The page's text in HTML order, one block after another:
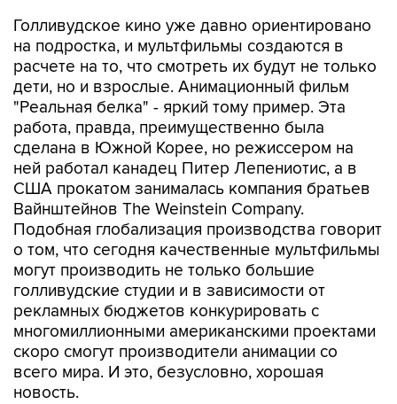
Голливудское кино уже давно ориентировано
на подростка, и мультфильмы создаются в
расчете на то, что смотреть их будут не только
дети, но и взрослые. Анимационный фильм
"Реальная белка" - яркий тому пример. Эта
работа, правда, преимущественно была
сделана в Южной Корее, но режиссером на
ней работал канадец Питер Лепениотис, а в
США прокатом занималась компания братьев
Вайнштейнов The Weinstein Company.
Подобная глобализация производства говорит
о том, что сегодня качественные мультфильмы
могут производить не только большие
голливудские студии и в зависимости от
рекламных бюджетов конкурировать с
многомиллионными американскими проектами
скоро смогут производители анимации со
всего мира. И это, безусловно, хорошая
новость.